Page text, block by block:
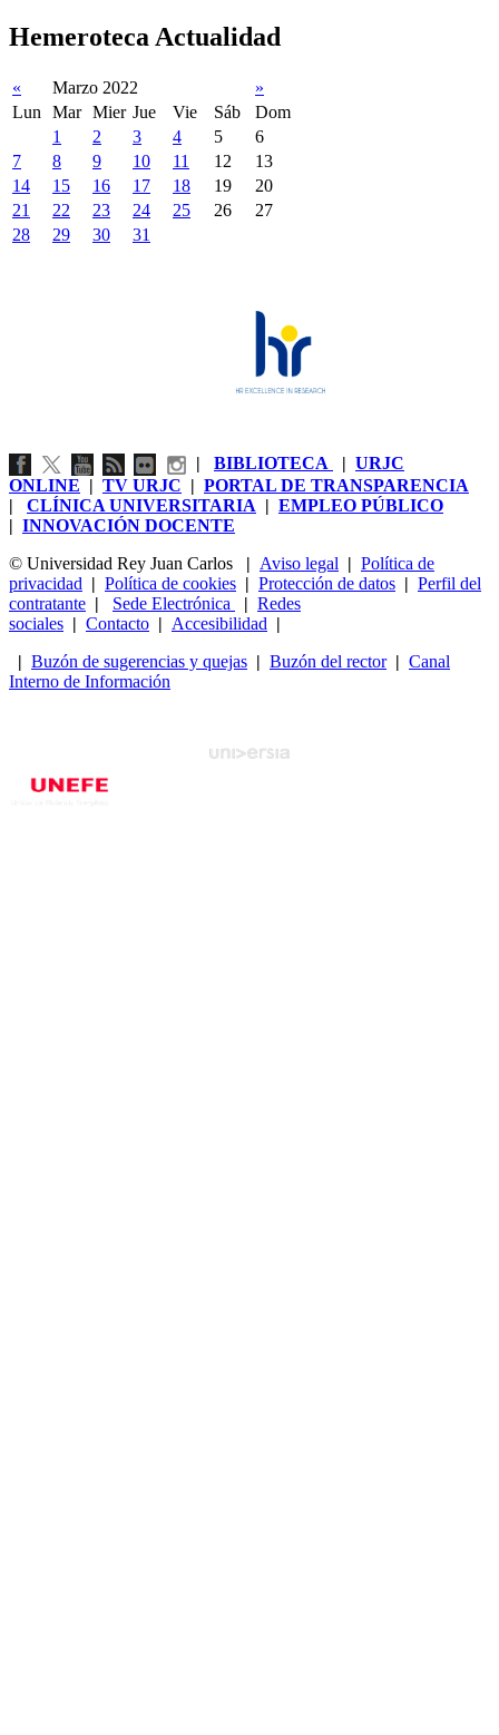
Hemeroteca Actualidad
« Marzo 2022
»
Lun
Mar Mier Jue Vie Sáb
Dom
1
2 3 4 5
6
7
8 9 10 11 12
13
14
15 16 17 18 19
20
21
22 23 24 25 26
27
28
29 30 31
| BIBLIOTECA | URJC
ONLINE | TV URJC | PORTAL DE TRANSPARENCIA
| CLÍNICA UNIVERSITARIA | EMPLEO PÚBLICO
| INNOVACIÓN DOCENTE
© Universidad Rey Juan Carlos
| Aviso legal | Política de
privacidad | Política de cookies | Protección de datos | Perfil del
contratante | Sede Electrónica | Redes
sociales | Contacto | Accesibilidad |
| Buzón de sugerencias y quejas | Buzón del rector| Canal
Interno de Información